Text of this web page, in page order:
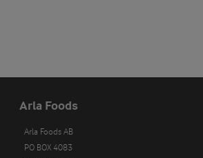
Arla Foods
Arla Foods AB
PO BOX 4083